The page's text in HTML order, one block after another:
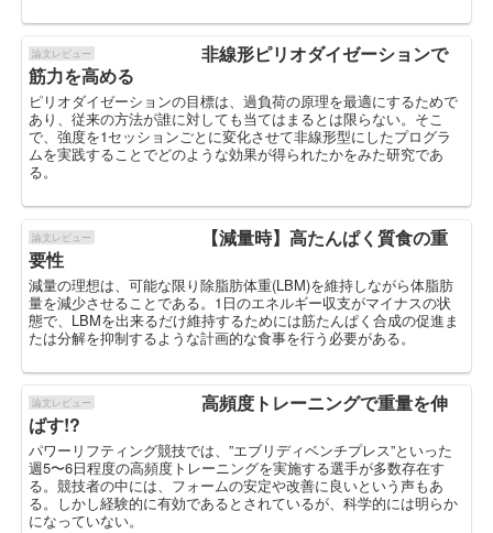
論文レビュー
非線形ピリオダイゼーションで
筋力を高める
ピリオダイゼーションの目標は、過負荷の原理を最適にするためで
あり、従来の方法が誰に対しても当てはまるとは限らない。そこ
で、強度を1セッションごとに変化させて非線形型にしたプログラ
ムを実践することでどのような効果が得られたかをみた研究であ
る。
論文レビュー
【減量時】高たんぱく質食の重
要性
減量の理想は、可能な限り除脂肪体重(LBM)を維持しながら体脂肪
量を減少させることである。1日のエネルギー収支がマイナスの状
態で、LBMを出来るだけ維持するためには筋たんぱく合成の促進ま
たは分解を抑制するような計画的な食事を行う必要がある。
論文レビュー
高頻度トレーニングで重量を伸
ばす!?
パワーリフティング競技では、”エブリディベンチプレス”といった
週5〜6日程度の高頻度トレーニングを実施する選手が多数存在す
る。競技者の中には、フォームの安定や改善に良いという声もあ
る。しかし経験的に有効であるとされているが、科学的には明らか
になっていない。